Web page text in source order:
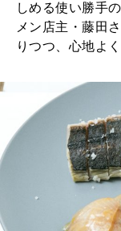
2026年4月
2026年
2026
2025
しめる使い勝手
メン店主・藤田
りつつ、心地よ